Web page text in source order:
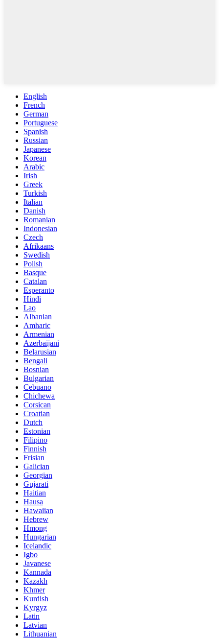
English
French
German
Portuguese
Spanish
Russian
Japanese
Korean
Arabic
Irish
Greek
Turkish
Italian
Danish
Romanian
Indonesian
Czech
Afrikaans
Swedish
Polish
Basque
Catalan
Esperanto
Hindi
Lao
Albanian
Amharic
Armenian
Azerbaijani
Belarusian
Bengali
Bosnian
Bulgarian
Cebuano
Chichewa
Corsican
Croatian
Dutch
Estonian
Filipino
Finnish
Frisian
Galician
Georgian
Gujarati
Haitian
Hausa
Hawaiian
Hebrew
Hmong
Hungarian
Icelandic
Igbo
Javanese
Kannada
Kazakh
Khmer
Kurdish
Kyrgyz
Latin
Latvian
Lithuanian